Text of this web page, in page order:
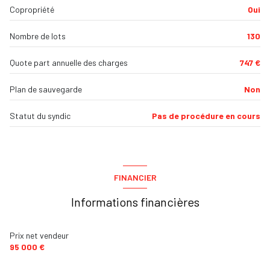
balcon
Balcon
Séjour 22 m²
Copropriété Oui
Nombre de lots 130
Quote part annuelle des charges 747 €
Plan de sauvegarde Non
Statut du syndic Pas de procédure en cours
FINANCIER
Informations financières
Prix net vendeur
95 000 €